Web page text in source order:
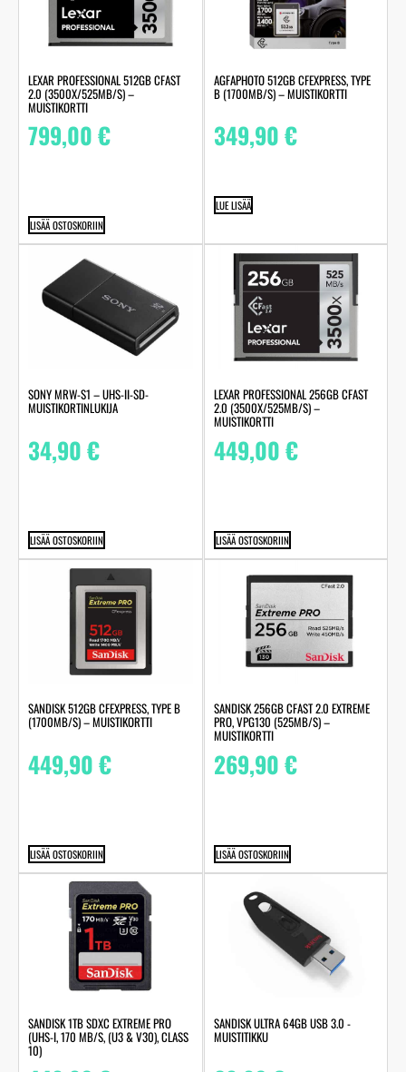
LEXAR PROFESSIONAL 512GB CFAST
2.0 (3500X/525MB/S) –
MUISTIKORTTI
799,00€
LISÄÄ OSTOSKORIIN
AGFAPHOTO 512GB CFEXPRESS, TYPE
B (1700MB/S) – MUISTIKORTTI
349,90€
LUE LISÄÄ
SONY MRW-S1 – UHS-II-SD-
MUISTIKORTINLUKIJA
34,90€
LISÄÄ OSTOSKORIIN
LEXAR PROFESSIONAL 256GB CFAST
2.0 (3500X/525MB/S) –
MUISTIKORTTI
449,00€
LISÄÄ OSTOSKORIIN
SANDISK 512GB CFEXPRESS, TYPE B
(1700MB/S) – MUISTIKORTTI
449,90€
LISÄÄ OSTOSKORIIN
SANDISK 256GB CFAST 2.0 EXTREME
PRO, VPG130 (525MB/S) –
MUISTIKORTTI
269,90€
LISÄÄ OSTOSKORIIN
SANDISK 1TB SDXC EXTREME PRO
(UHS-I, 170 MB/S, (U3 & V30), CLASS
10)
SANDISK ULTRA 64GB USB 3.0 -
MUISTITIKKU